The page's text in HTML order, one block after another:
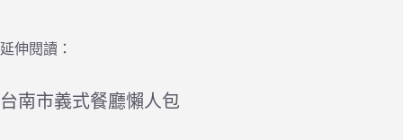
延伸閱讀：
台南市義式餐廳懶人包